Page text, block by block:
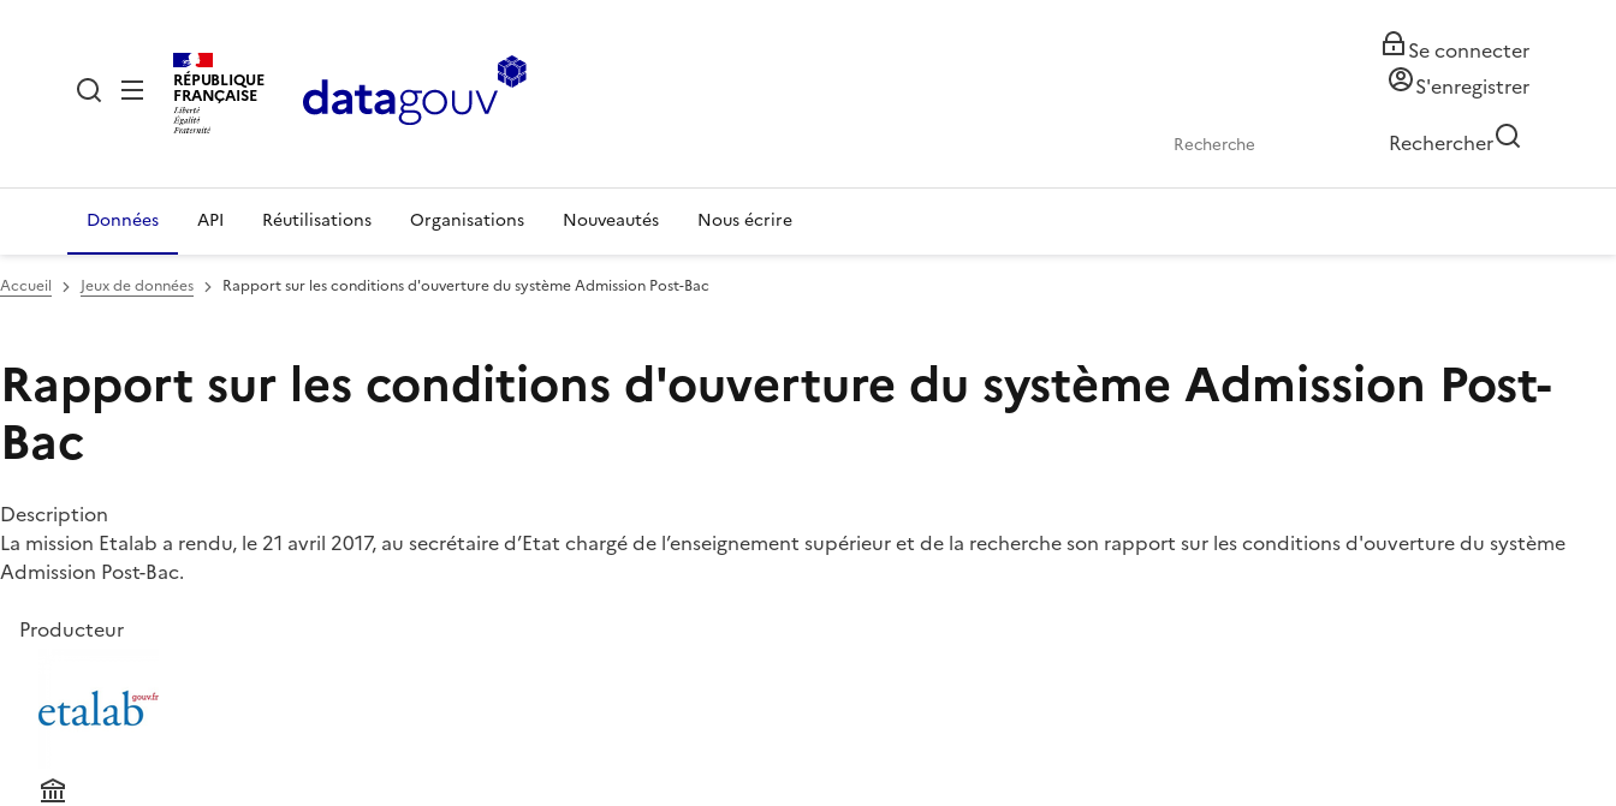
RÉPUBLIQUE
FRANÇAISE
Se connecter
S'enregistrer
Rechercher
Données API Réutilisations Organisations Nouveautés Nous écrire
Accueil Jeux de données Rapport sur les conditions d'ouverture du système Admission Post-Bac
Rapport sur les conditions d'ouverture du système Admission Post-
Bac
Description
La mission Etalab a rendu, le 21 avril 2017, au secrétaire d’Etat chargé de l’enseignement supérieur et de la recherche son rapport sur les conditions d'ouverture du système
Admission Post-Bac.
Producteur